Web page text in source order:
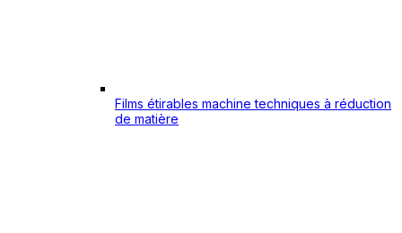
Films étirables machine techniques à réduction
de matière